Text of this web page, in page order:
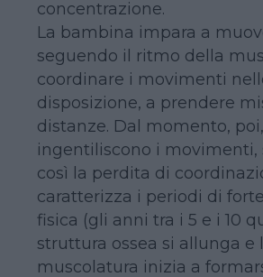
concentrazione.
La bambina impara a
seguendo il ritmo della
coordinare i movimenti
disposizione, a prendere
distanze. Dal momento,
ingentiliscono i movimenti,
così la perdita di
caratterizza i periodi di
fisica (gli anni tra i 5 e i 10
struttura ossea si allunga e
muscolatura inizia a